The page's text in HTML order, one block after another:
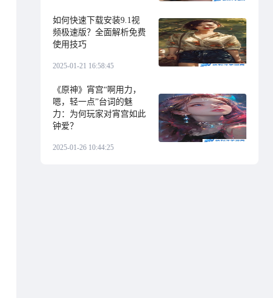
如何快速下载安装9.1视
频极速版？全面解析免费
使用技巧
2025-01-21 16:58:45
《原神》宵宫“啊用力，
嗯，轻一点”台词的魅
力：为何玩家对宵宫如此
钟爱？
2025-01-26 10:44:25